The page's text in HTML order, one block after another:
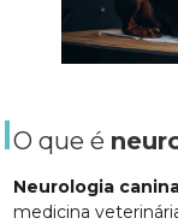
O que é
Neurologia
medicina